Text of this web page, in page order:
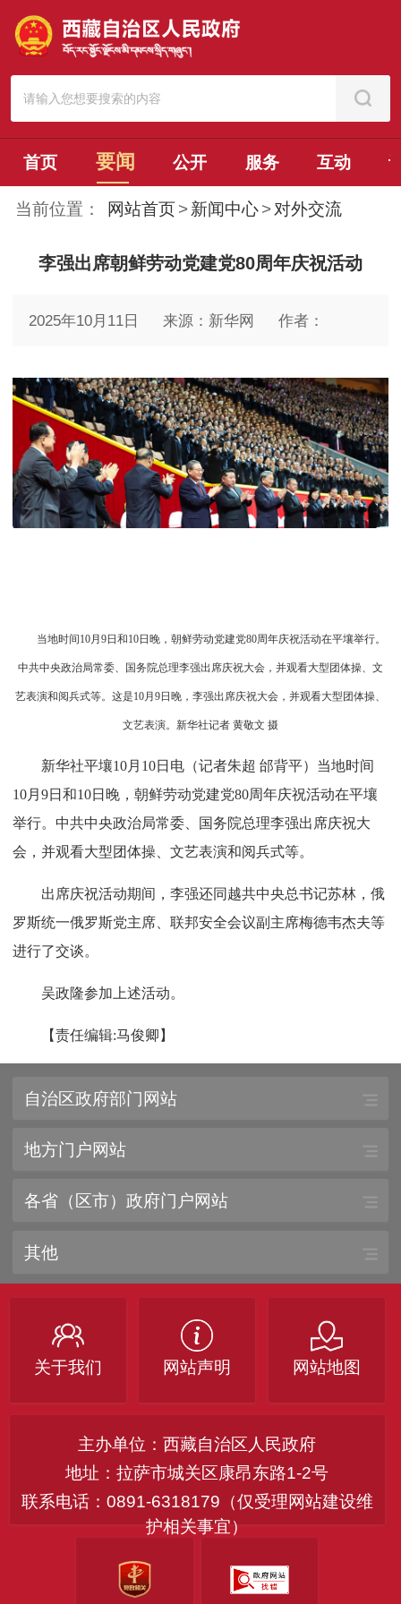
首页 要闻 公开 服务 互动
当前位置： 网站首页 > 新闻中心 > 对外交流
李强出席朝鲜劳动党建党80周年庆祝活动
2025年10月11日 来源：新华网 作者：
当地时间10月9日和10日晚，朝鲜劳动党建党80周年庆祝活动在平壤举行。
中共中央政治局常委、国务院总理李强出席庆祝大会，并观看大型团体操、文
艺表演和阅兵式等。这是10月9日晚，李强出席庆祝大会，并观看大型团体操、
文艺表演。新华社记者 黄敬文 摄
新华社平壤10月10日电（记者朱超 邰背平）当地时间
10月9日和10日晚，朝鲜劳动党建党80周年庆祝活动在平壤
举行。中共中央政治局常委、国务院总理李强出席庆祝大
会，并观看大型团体操、文艺表演和阅兵式等。
出席庆祝活动期间，李强还同越共中央总书记苏林，俄
罗斯统一俄罗斯党主席、联邦安全会议副主席梅德韦杰夫等
进行了交谈。
吴政隆参加上述活动。
【责任编辑:马俊卿】
自治区政府部门网站
地方门户网站
各省（区市）政府门户网站
其他
关于我们 网站声明 网站地图
主办单位：西藏自治区人民政府
地址：拉萨市城关区康昂东路1-2号
联系电话：0891-6318179（仅受理网站建设维
护相关事宜）